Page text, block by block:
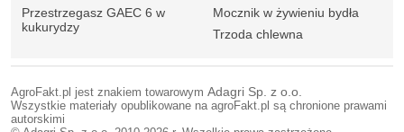
Przestrzegasz GAEC 6 w
kukurydzy
Mocznik w żywieniu bydła
Trzoda chlewna
AgroFakt.pl jest znakiem towarowym Adagri Sp. z o.o.
Wszystkie materiały opublikowane na agroFakt.pl są chronione prawami
autorskimi